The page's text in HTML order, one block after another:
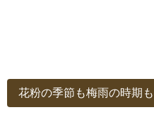
花粉の季節も梅雨の時期